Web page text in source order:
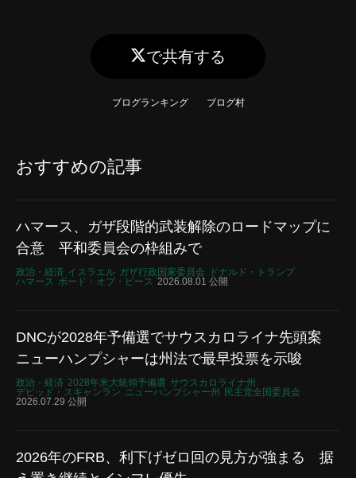
で共有する
ブログランキング ブログ村
おすすめの記事
ハマース、ガザ段階的武装解除のロードマップに
合意 平和委員会の枠組みで
政治・経済 イスラエル ガザ行政国家委員会
ドナルド・トランプ
ハマース ボード・オブ・ピース 2026.08.01 公開
DNCが2028年予備選でサウスカロライナ先頭案
ニューハンプシャーは州法で最早投票を示唆
政治・経済 2028年米大統領予備選 サウスカロライナ州
デビッド・スキャンラン ニューハンプシャー州
民主党全国委員会
2026.07.29 公開
2026年のFRB、利下げゼロ回の見方が強まる 据